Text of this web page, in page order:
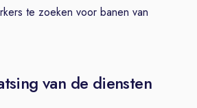
te zoeken voor banen van
van de diensten